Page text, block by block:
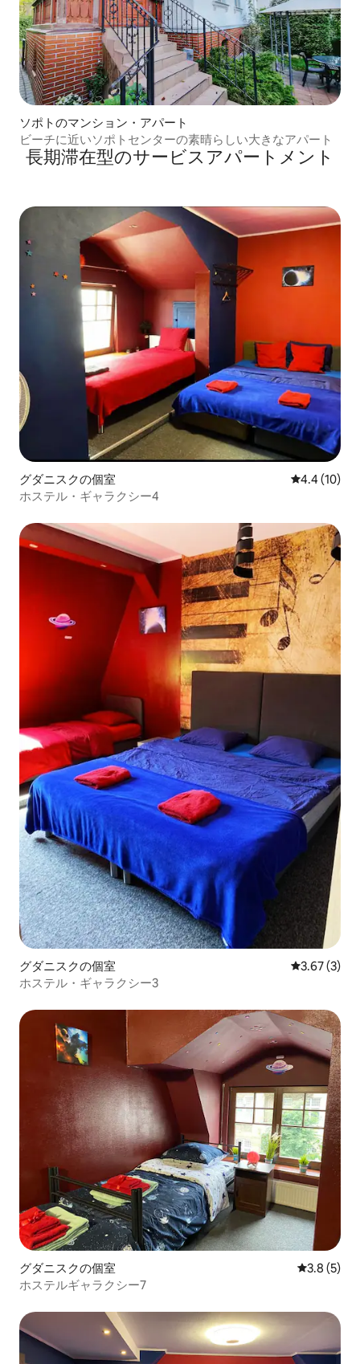
ソポトのマンション・アパート
ビーチに近いソポトセンターの素晴らしい大きなアパート
長期滞在型のサービスアパートメント
グダニスクの個室 レビュー10
4.4 (10)
ホステル・ギャラクシー4
グダニスクの個室 レビュー3
3.67 (3)
ホステル・ギャラクシー3
グダニスクの個室 レビュー5
3.8 (5)
ホステルギャラクシー7